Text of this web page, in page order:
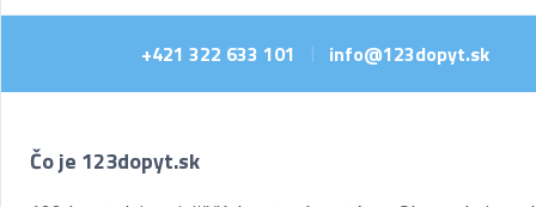
+421 322 633 101 info@123dopyt.sk
Čo je 123dopyt.sk